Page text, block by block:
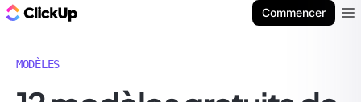
Commencer
MODÈLES